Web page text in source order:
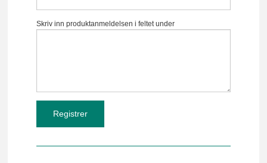
Skriv inn produktanmeldelsen i feltet under